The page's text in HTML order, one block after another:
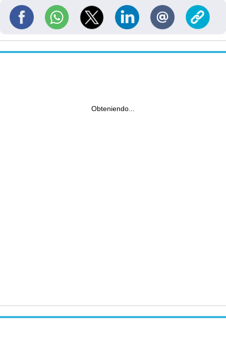
Obteniendo...